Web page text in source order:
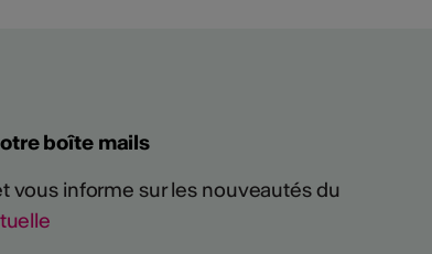
boîte mails
vous informe sur les nouveautés du